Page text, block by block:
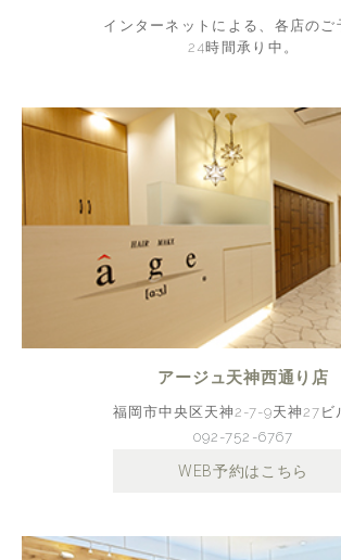
インターネットによる、各店のご
24時間承り中。
アージュ天神西通り店
福岡市中央区天神2-7-9天神27ビ
092-752-6767
WEB予約はこちら